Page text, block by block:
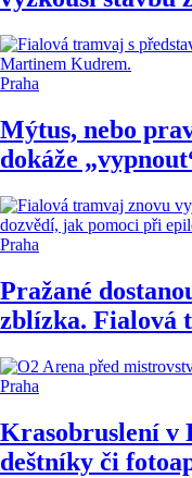
Praha
Mýtus, nebo
dokáže
Praha
Pražané
zblízka. Fialová
Praha
Krasobruslení v
deštníky či